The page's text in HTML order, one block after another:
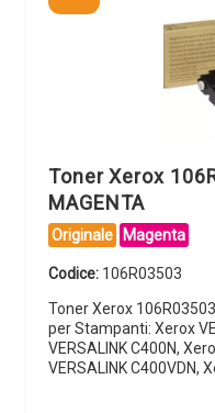
Toner Xerox
MAGENTA
Originale Magenta
Codice: 106R03503
Toner Xerox
per Stampanti: Xerox
VERSALINK C400N,
VERSALINK C400VDN,